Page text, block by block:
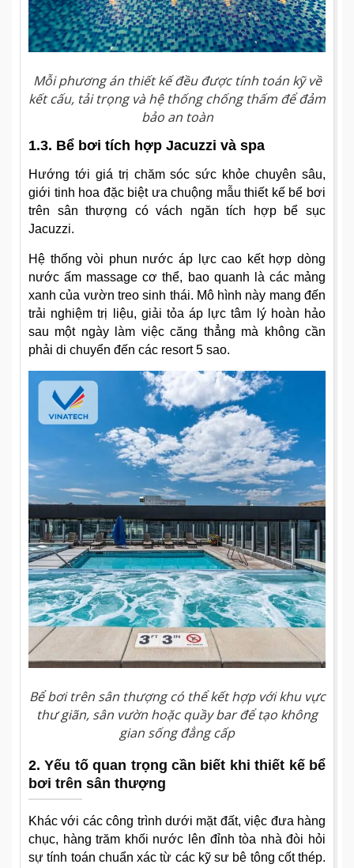
Mỗi phương án thiết kế đều được tính toán kỹ về
kết cấu, tải trọng và hệ thống chống thấm để đảm
bảo an toàn
1.3. Bể bơi tích hợp Jacuzzi và spa
Hướng tới giá trị chăm sóc sức khỏe chuyên sâu,
giới tinh hoa đặc biệt ưa chuộng mẫu thiết kế bể bơi
trên sân thượng có vách ngăn tích hợp bể sục
Jacuzzi.
Hệ thống vòi phun nước áp lực cao kết hợp dòng
nước ấm massage cơ thể, bao quanh là các mảng
xanh của vườn treo sinh thái. Mô hình này mang đến
trải nghiệm trị liệu, giải tỏa áp lực tâm lý hoàn hảo
sau một ngày làm việc căng thẳng mà không cần
phải di chuyển đến các resort 5 sao.
Bể bơi trên sân thượng có thể kết hợp với khu vực
thư giãn, sân vườn hoặc quầy bar để tạo không
gian sống đẳng cấp
2.Yếu tố quan trọng cần biết khi thiết kế bể
bơi trên sân thượng
Khác với các công trình dưới mặt đất, việc đưa hàng
chục, hàng trăm khối nước lên đỉnh tòa nhà đòi hỏi
sự tính toán chuẩn xác từ các kỹ sư bê tông cốt thép.